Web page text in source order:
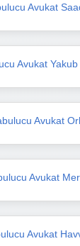
Avukat
Avukat
Avukat
Avukat
Avukat